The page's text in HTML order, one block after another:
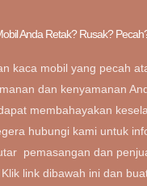
Anda Retak? Rusak?
kaca mobil yang pecah
dan kenyamanan
membahayakan
hubungi kami untuk
pemasangan dan
link dibawah ini dan